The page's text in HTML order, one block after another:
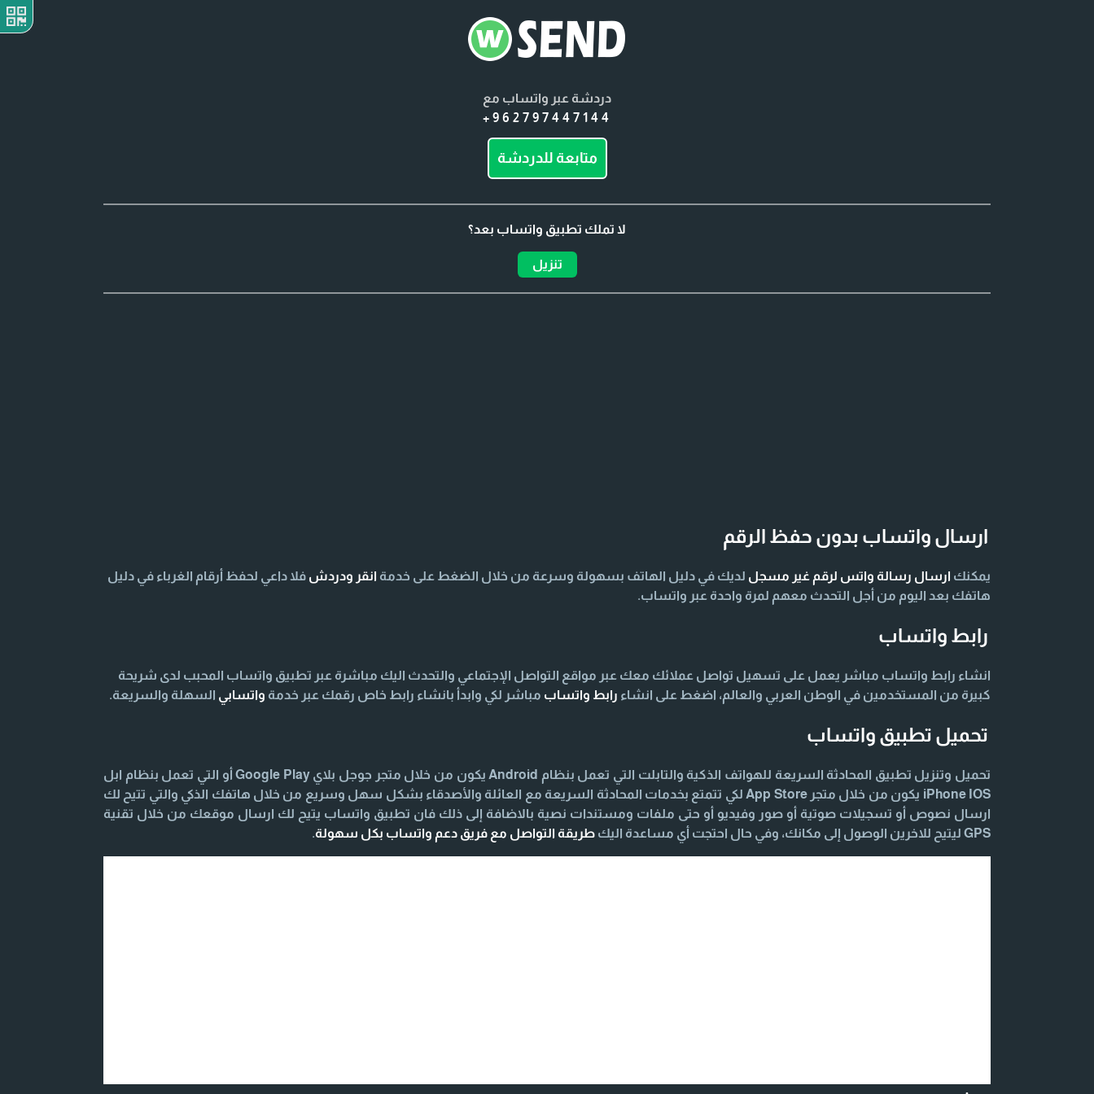
دردشة عبر واتساب مع
+962797447144
متابعة للدردشة
لا تملك تطبيق واتساب بعد؟
تنزيل
ارسال واتساب بدون حفظ الرقم
يمكنك ارسال رسالة واتس لرقم غير مسجل لديك في دليل الهاتف بسهولة وسرعة من خلال الضغط على خدمة انقر ودردش فلا داعي لحفظ أرقام الغرباء في دليل
هاتفك بعد اليوم من أجل التحدث معهم لمرة واحدة عبر واتساب.
رابط واتساب
انشاء رابط واتساب مباشر يعمل على تسهيل تواصل عملائك معك عبر مواقع التواصل الإجتماعي والتحدث اليك مباشرة عبر تطبيق واتساب المحبب لدى شريحة
كبيرة من المستخدمين في الوطن العربي والعالم، اضغط على انشاء رابط واتساب مباشر لكي وابدأ بانشاء رابط خاص رقمك عبر خدمة واتسابي السهلة والسريعة.
تحميل تطبيق واتساب
تحميل وتنزيل تطبيق المحادثة السريعة للهواتف الذكية والتابلت التي تعمل بنظام Android يكون من خلال متجر جوجل بلاي Google Play أو التي تعمل بنظام ابل
iPhone IOS يكون من خلال متجر App Store لكي تتمتع بخدمات المحادثة السريعة مع العائلة والأصدقاء بشكل سهل وسريع من خلال هاتفك الذكي والتي تتيح لك
ارسال نصوص أو تسجيلات صوتية أو صور وفيديو أو حتى ملفات ومستندات نصية بالاضافة إلى ذلك فان تطبيق واتساب يتيح لك ارسال موقعك من خلال تقنية
GPS ليتيح للاخرين الوصول إلى مكانك، وفي حال احتجت أي مساعدة اليك
طريقة التواصل مع فريق دعم واتساب بكل سهولة.